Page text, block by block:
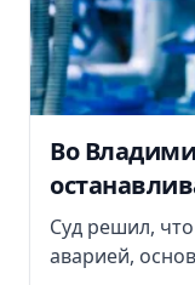
Во
Суд решил,
аварией,